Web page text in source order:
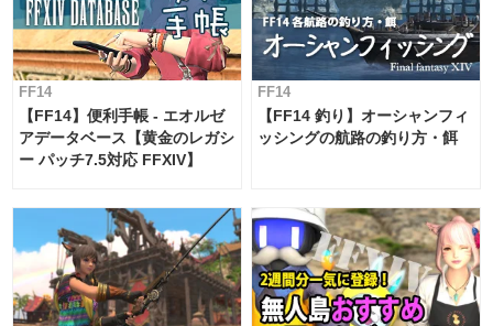
FF14
【FF14】便利手帳 - エオルゼ
アデータベース【黄金のレガシ
ー パッチ7.5対応 FFXIV】
FF14
【FF14 釣り】オーシャンフィ
ッシングの航路の釣り方・餌